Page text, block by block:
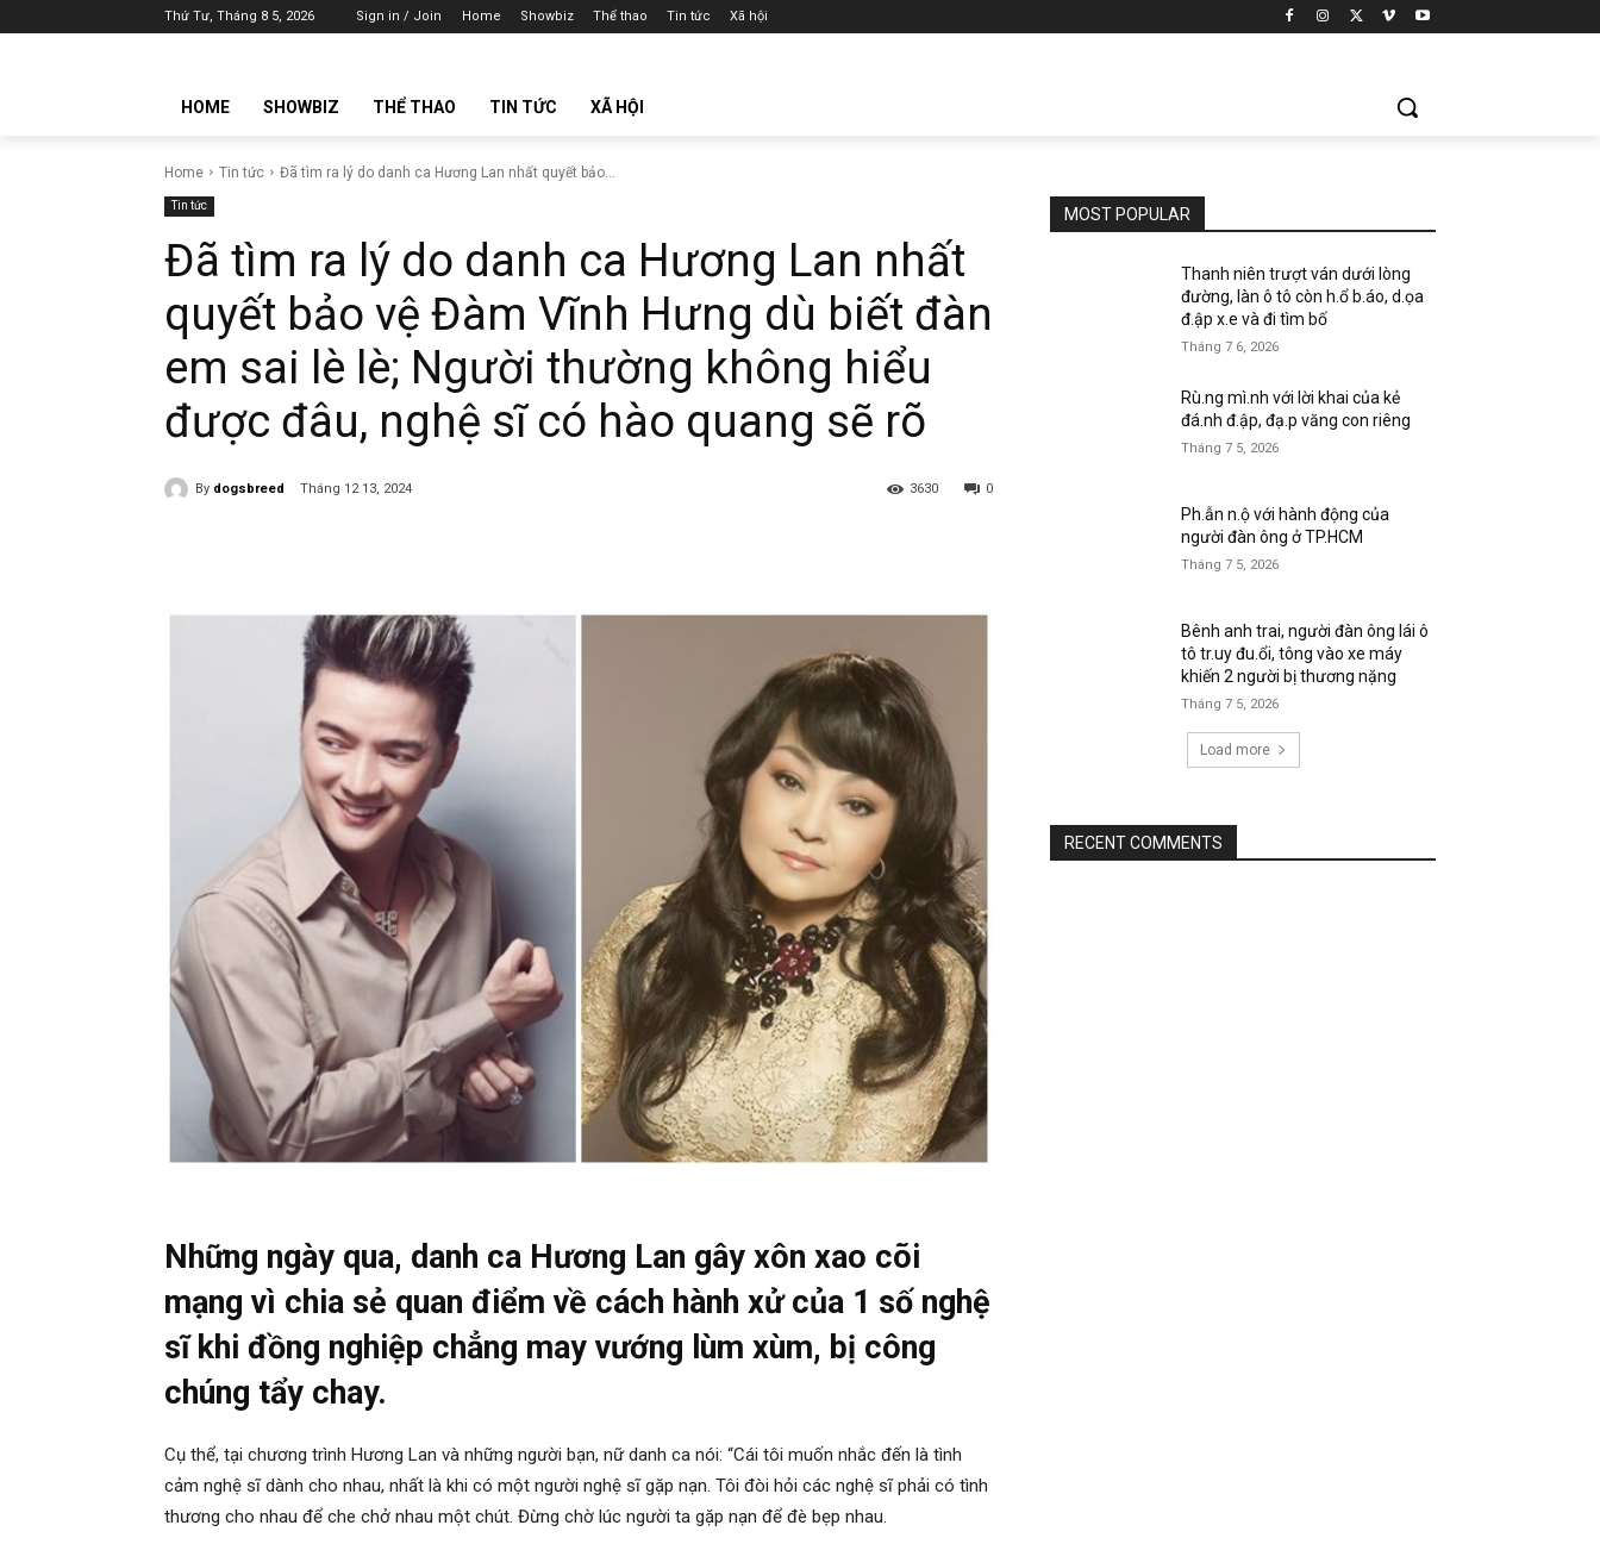
Thứ Tư, Tháng 8 5, 2026 Sign in / Join Home Showbiz Thể thao Tin tức Xã hội
HOME SHOWBIZ THỂ THAO TIN TỨC XÃ HỘI
Home Tin tức Đã tìm ra lý do danh ca Hương Lan nhất quyết bảo...
Tin tức
Đã tìm ra lý do danh ca Hương Lan nhất
quyết bảo vệ Đàm Vĩnh Hưng dù biết đàn
em sai lè lè; Người thường không hiểu
được đâu, nghệ sĩ có hào quang sẽ rõ
By dogsbreed Tháng 12 13, 2024 0
3630
Những ngày qua, danh ca Hương Lan gây xôn xao cõi
mạng vì chia sẻ quan điểm về cách hành xử của 1 số nghệ
sĩ khi đồng nghiệp chẳng may vướng lùm xùm, bị công
chúng tẩy chay.
Cụ thể, tại chương trình Hương Lan và những người bạn, nữ danh ca nói: “Cái tôi muốn nhắc đến là tình
cảm nghệ sĩ dành cho nhau, nhất là khi có một người nghệ sĩ gặp nạn. Tôi đòi hỏi các nghệ sĩ phải có tình
thương cho nhau để che chở nhau một chút. Đừng chờ lúc người ta gặp nạn để đè bẹp nhau.
MOST POPULAR
Thanh niên trượt ván dưới lòng
đường, làn ô tô còn h.ổ b.áo, d.ọa
đ.ập x.e và đi tìm bố
Tháng 7 6, 2026
Rù.ng mì.nh với lời khai của kẻ
đá.nh đ.ập, đạ.p văng con riêng
Tháng 7 5, 2026
Ph.ẫn n.ộ với hành động của
người đàn ông ở TP.HCM
Tháng 7 5, 2026
Bênh anh trai, người đàn ông lái ô
tô tr.uy đu.ổi, tông vào xe máy
khiến 2 người bị thương nặng
Tháng 7 5, 2026
Load more
RECENT COMMENTS